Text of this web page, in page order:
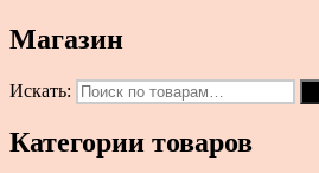
Магазин
Искать:
Категории товаров